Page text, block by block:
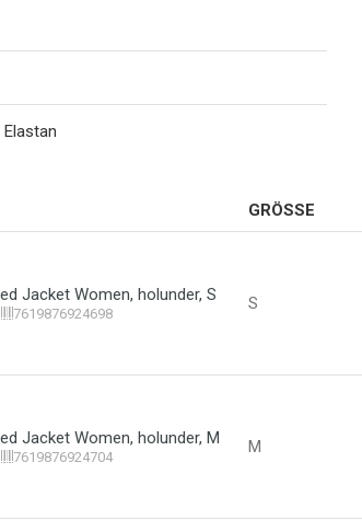
GRÖSSE
Jacket Women, holunder, S
7619876924698 S
Jacket Women, holunder, M
7619876924704 M